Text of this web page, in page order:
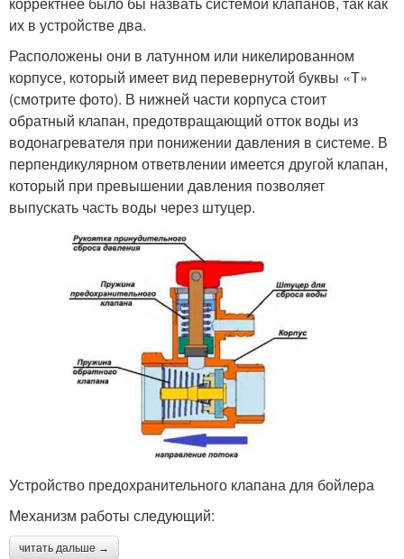
их в устройстве два.
Расположены они в латунном или никелированном
корпусе, который имеет вид перевернутой буквы «Т»
(смотрите фото). В нижней части корпуса стоит
обратный клапан, предотвращающий отток воды из
водонагревателя при понижении давления в системе. В
перпендикулярном ответвлении имеется другой клапан,
который при превышении давления позволяет
выпускать часть воды через штуцер.
Устройство предохранительного клапана для бойлера
Механизм работы следующий:
читать дальше →